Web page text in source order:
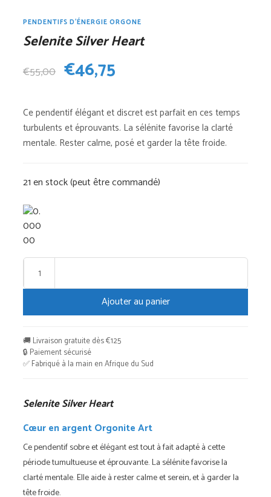
PENDENTIFS D'ÉNERGIE ORGONE
Selenite Silver Heart
€55,00 Le
initial
était :
€55,00.
€46,75
actuel
est :
€46,75.
Ce pendentif élégant et discret est parfait en ces temps
turbulents et éprouvants. La sélénite favorise la clarté
mentale. Rester calme, posé et garder la tête froide.
21 en stock (peut être commandé)
quantité
de
Heart
Ajouter au panier
🚚 Livraison gratuite dès €125
🔒 Paiement sécurisé
✅ Fabriqué à la main en Afrique du Sud
Selenite Silver Heart
Cœur en argent Orgonite Art
Ce pendentif sobre et élégant est tout à fait adapté à cette
période tumultueuse et éprouvante. La sélénite favorise la
clarté mentale. Elle aide à rester calme et serein, et à garder la
tête froide.